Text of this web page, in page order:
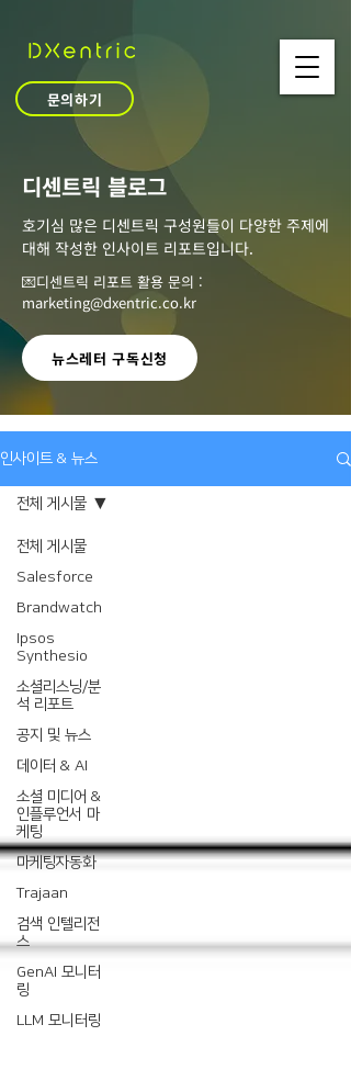
문의하기
​디센트릭 블로그
호기심 많은 디센트릭 구성원들이 다양한 주제에
대해 작성한 인사이트 리포트입니다.
💌디센트릭 리포트 활용 문의 :
marketing@dxentric.co.kr
뉴스레터 구독신청
인사이트 & 뉴스
전체 게시물
Salesforce
Brandwatch
Ipsos
Synthesio
소셜리스닝/분
석 리포트
공지 및 뉴스
데이터 & AI
소셜 미디어 &
인플루언서 마
케팅
마케팅자동화
Trajaan
검색 인텔리전
스
GenAI 모니터
링
LLM 모니터링
전체 게시물